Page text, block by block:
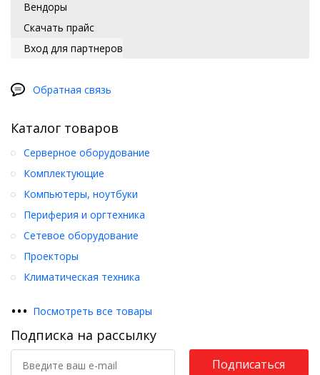
Вендоры
Скачать прайс
Вход для партнеров
Обратная связь
Каталог товаров
Серверное оборудование
Комплектующие
Компьютеры, ноутбуки
Периферия и оргтехника
Сетевое оборудование
Проекторы
Климатическая техника
••• Посмотреть все товары
Подписка на рассылку
Подписаться